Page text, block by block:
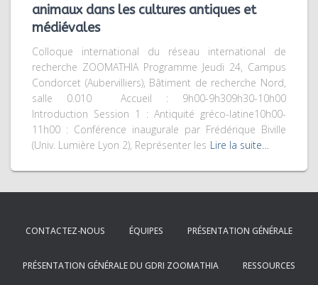
animaux dans les cultures antiques et
médiévales
Colloque international du réseau international de
recherche ZOOMATHIA Programme Jeudi 24, Campus
Condorcet (Aubervilliers), Bâtiment de recherche Nord,
salle 0.010 Accueil : 9h00-9h309h30-10h00
Introduction Session 1 : Antiquité gréco-latine10h00-
11h00 : Conférence inaugurale par Frédérique Biville
(Univ. Lumière Lyon 2), Représenter les Lire la suite…
CONTACTEZ-NOUS ÉQUIPES PRÉSENTATION GÉNÉRALE
PRÉSENTATION GÉNÉRALE DU GDRI ZOOMATHIA RESSOURCES